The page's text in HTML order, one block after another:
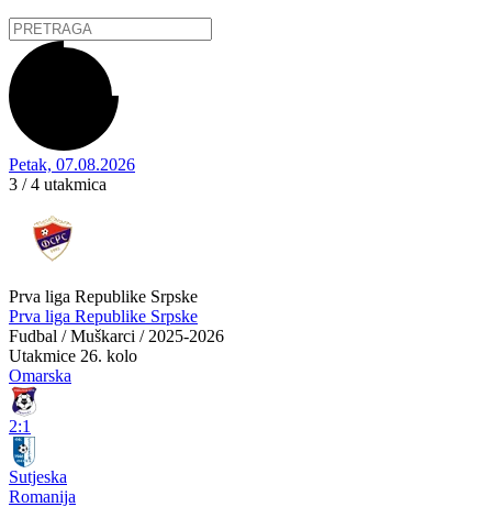
Petak, 07.08.2026
3 / 4 utakmica
Prva liga Republike Srpske
Prva liga Republike Srpske
Fudbal / Muškarci / 2025-2026
Utakmice 26. kolo
Omarska
2:1
Sutjeska
Romanija